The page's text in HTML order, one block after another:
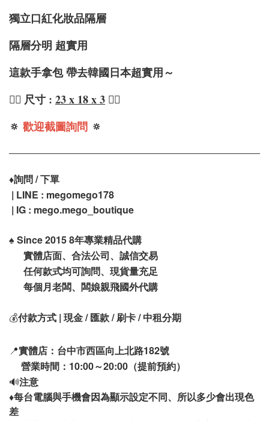
獨立口紅化妝品隔層
隔層分明 超實用
這款手拿包 帶去韓國日本超實用～
❤️‍🔥 尺寸 : 23 x 18 x 3 ❤️‍🔥
🔅 歡迎截圖詢問 🔅
♦️詢問 / 下單
| LINE : megomego178
| IG : mego.mego_boutique
♠️ Since 2015 8年專業精品代購
實體店面、合法公司、誠信交易
任何款式均可詢問、現貨量充足
每個月老闆、闆娘親飛國外代購
💰付款方式 | 現金 / 匯款 / 刷卡 / 中租分期
📍實體店：台中市西區向上北路182號
營業時間：10:00～20:00（提前預約）
🔊注意
♦️每台電腦與手機會因為顯示設定不同、所以多少會出現色
差